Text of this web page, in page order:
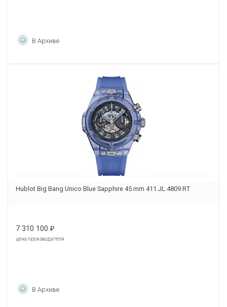
В Архиве
Hublot Big Bang Unico Blue Sapphire 45 mm 411.JL.4809.RT
7 310 100 ₽
цена производителя
В Архиве